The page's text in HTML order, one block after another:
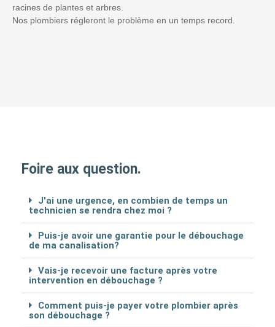
racines de plantes et arbres.
Nos plombiers régleront le problème en un temps record.
Foire aux question.
J'ai une urgence, en combien de temps un
technicien se rendra chez moi ?
Puis-je avoir une garantie pour le débouchage
de ma canalisation?
Vais-je recevoir une facture après votre
intervention en débouchage ?
Comment puis-je payer votre plombier après
son débouchage ?